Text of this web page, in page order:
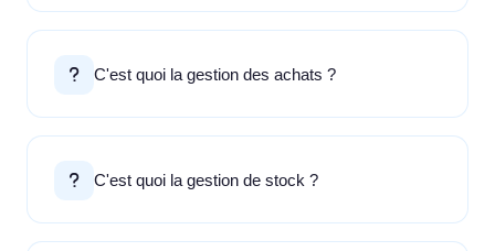
C'est quoi la gestion des achats ?
C'est quoi la gestion de stock ?